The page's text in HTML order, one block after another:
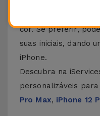
a cor das letras:
cor. Se preferir,
suas iniciais, dando
iPhone.
Descubra na
personalizáveis para
Pro Max, iPhone 12